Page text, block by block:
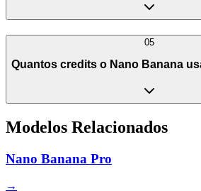
05
Quantos credits o Nano Banana
Modelos Relacionados
Nano Banana Pro
→